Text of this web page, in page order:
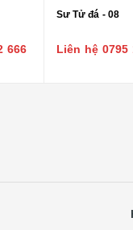
666
Sư Tử đá - 08
Liên hệ 0795